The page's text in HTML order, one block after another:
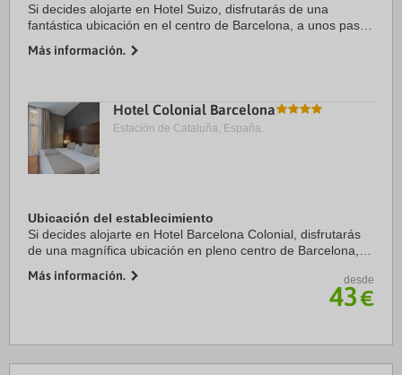
Si decides alojarte en Hotel Suizo, disfrutarás de una
fantástica ubicación en el centro de Barcelona, a unos pasos
Además, este hotel se ...
Más información.
Hotel Colonial Barcelona
Estación de Cataluña, España.
Ubicación del establecimiento
Si decides alojarte en Hotel Barcelona Colonial, disfrutarás
de una magnífica ubicación en pleno centro de Barcelona, a
de Barcelona. Además, este ...
Más información. desde
43€